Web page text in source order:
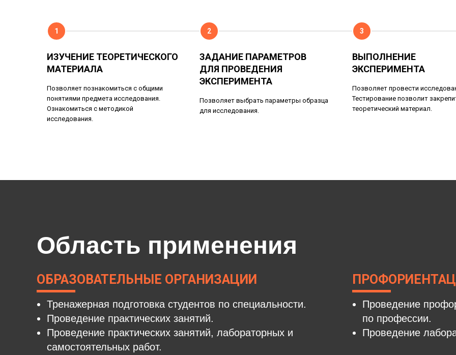
1
ИЗУЧЕНИЕ ТЕОРЕТИЧЕСКОГО
МАТЕРИАЛА
Позволяет познакомиться с общими
понятиями предмета исследования.
Ознакомиться с методикой
исследования.
2
ЗАДАНИЕ ПАРАМЕТРОВ
ДЛЯ ПРОВЕДЕНИЯ
ЭКСПЕРИМЕНТА
Позволяет выбрать параметры образца
для исследования.
3
ВЫПОЛНЕНИЕ
ЭКСПЕРИМЕНТА
Позволяет провести
Тестирование позволит
теоретический материал.
Проведение
по профессии.
Проведение
Область применения
ОБРАЗОВАТЕЛЬНЫЕ ОРГАНИЗАЦИИ
Тренажерная подготовка студентов по специальности.
Проведение практических занятий.
Проведение практических занятий, лабораторных и
самостоятельных работ.